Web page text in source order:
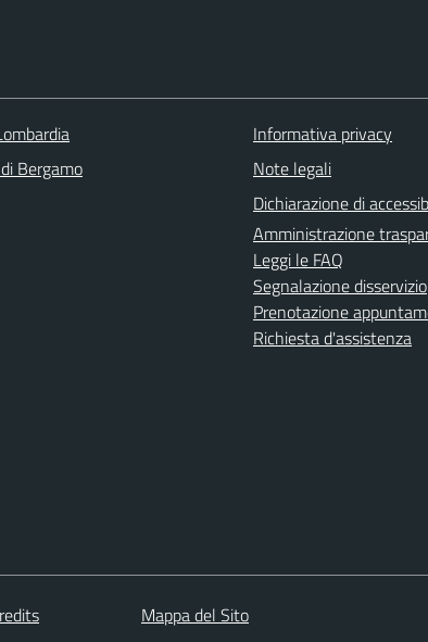
Bergamo
Informativa privacy
Note legali
Dichiarazione di
Amministrazione
Leggi le FAQ
Segnalazione disservizio
Prenotazione
Richiesta d'assistenza
Mappa del Sito